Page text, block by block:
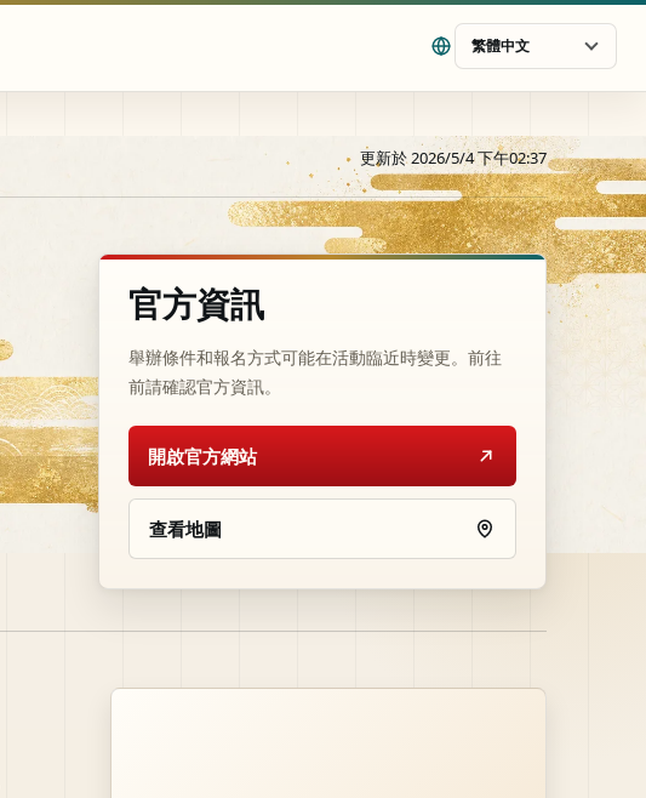
繁體中文
更新於 2026/5/4 下午02:37
官方資訊
舉辦條件和報名方式可能在活動臨近時變更。前往
前請確認官方資訊。
開啟官方網站
查看地圖